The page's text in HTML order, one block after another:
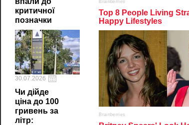
критичної
позначки
30.07.2026
Чи дійде
ціна до 100
гривень за
літр: